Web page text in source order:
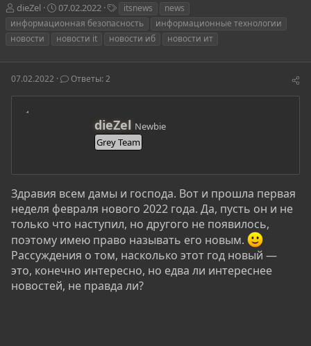
А
в
о
е
м
dieZel
Д
а
а
ч
а
07.02.2022
е
и
itsnews
news
информационная безопасность
информационные технологии
новости
новости it новости иб новости ит
07.02.2022 Ответы: 2
А
в
т
р
dieZel Newbie
Grey Team
Здравия всем дамы и господа. Вот и прошла первая
неделя февраля нового 2022 года. Да, пусть он и не
только что наступил, но другого не появилось,
поэтому имею право называть его новым.
Рассуждения о том, насколько этот год новый —
это, конечно интересно, но едва ли интереснее
новостей, не правда ли?